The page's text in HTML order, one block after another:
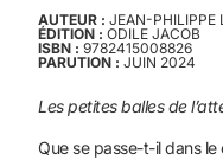
AUTEUR :JEAN-PHILIPPE
ÉDITION :ODILE JACOB
ISBN : 9782415008826
PARUTION :JUIN 2024
Les petites balles de
Que se passe-t-il dans le